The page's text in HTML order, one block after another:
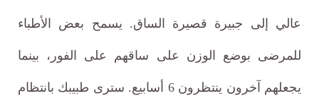
عالي إلى جبيرة قصيرة الساق. يسمح بعض الأطباء
للمرضى بوضع الوزن على ساقهم على الفور، بينما
يجعلهم آخرون ينتظرون 6 أسابيع. سترى طبيبك بانتظام